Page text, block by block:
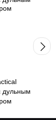
дульным